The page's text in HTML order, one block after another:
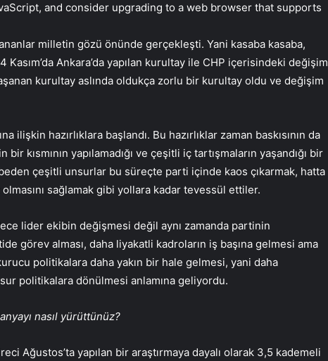
and consider upgrading to a web browser that supports
milletin gözü önünde gerçekleşti. Yani kasaba kasaba,
Ankara’da yapılan kurultay ile CHP içerisindeki değişim
kurultay aslında oldukça zorlu bir kurultay oldu ve değişim
ilişkin hazırlıklara başlandı. Bu hazırlıklar zaman baskısının da
kısmının yapılamadığı ve çeşitli iç tartışmaların yaşandığı bir
çeşitli unsurlar bu süreçte parti içinde kaos çıkarmak, hatta
sağlamak gibi yollara kadar tevessül ettiler.
lider ekibin değişmesi değil aynı zamanda partinin
görev alması, daha liyakatli kadroların iş başına gelmesi ama
politikalara daha yakın bir hale gelmesi, yani daha
politikalara dönülmesi anlamına geliyordu.
nasıl yürüttünüz?
Ağustos’ta yapılan bir araştırmaya dayalı olarak 3,5 kademeli